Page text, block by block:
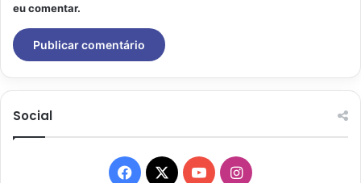
eu comentar.
Social
Facebook
X YouTubeInstagram